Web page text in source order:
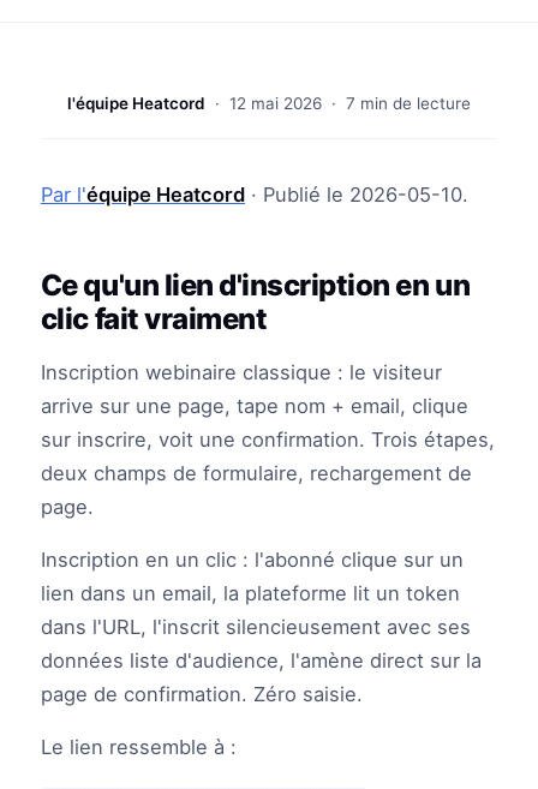
l'équipe Heatcord · 12 mai 2026 · 7 min de lecture
Par l'équipe Heatcord· Publié le 2026-05-10.
Ce qu'un lien d'inscription en un
clic fait vraiment
Inscription webinaire classique : le visiteur
arrive sur une page, tape nom + email, clique
sur inscrire, voit une confirmation. Trois étapes,
deux champs de formulaire, rechargement de
page.
Inscription en un clic : l'abonné clique sur un
lien dans un email, la plateforme lit un token
dans l'URL, l'inscrit silencieusement avec ses
données liste d'audience, l'amène direct sur la
page de confirmation. Zéro saisie.
Le lien ressemble à :